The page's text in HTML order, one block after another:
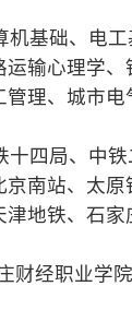
基础、电工
输心理学、
理、城市电
四局、中铁
京南站、太
地铁、石家
财经职业学